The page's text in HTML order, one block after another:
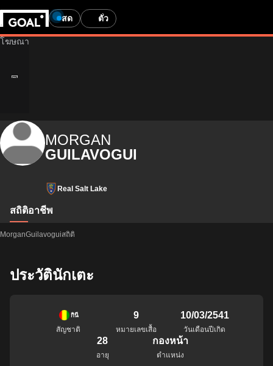
สด ตั๋ว
MORGAN
GUILAVOGUI
Real Salt Lake
สถิติอาชีพ
MorganGuilavoguiสถิติ
ประวัตินักเตะ
กินี
สัญชาติ
9
หมายเลขเสื้อ
10/03/2541
วันเดือนปีเกิด
28
อายุ
กองหน้า
ตำแหน่ง